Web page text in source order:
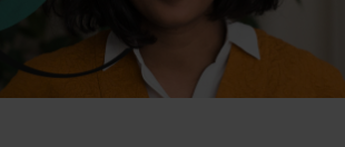
Prenumerera